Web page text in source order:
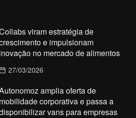
viram estratégia de
e impulsionam
inovação no mercado de alimentos
27/03/2026
amplia oferta de
mobilidade corporativa e passa a
vans para empresas